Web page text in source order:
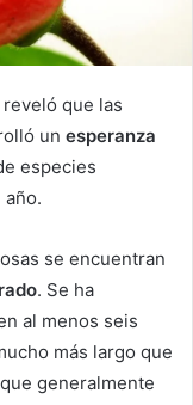
que las
un esperanza
especies
se encuentran
. Se ha
al menos seis
más largo que
que generalmente